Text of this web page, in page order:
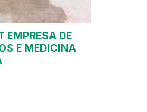
EMPRESA DE
E MEDICINA